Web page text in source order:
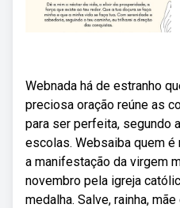
Webnada há de estranho
preciosa oração reúne as
para ser perfeita, segundo
escolas. Websaiba quem
a manifestação da virgem
novembro pela igreja
medalha. Salve, rainha,